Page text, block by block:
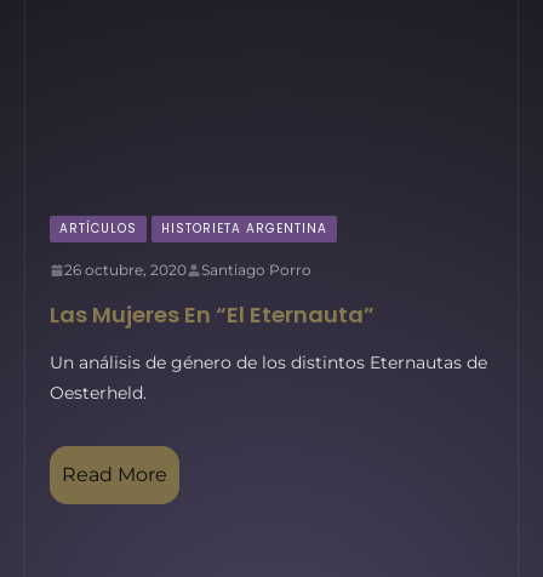
ARTÍCULOS HISTORIETA ARGENTINA
26 octubre, 2020 Santiago Porro
Las Mujeres En “El Eternauta”
Un análisis de género de los distintos Eternautas de
Oesterheld.
Read More